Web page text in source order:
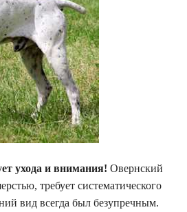
ухода и внимания! Овернский
требует систематического
вид всегда был безупречным.